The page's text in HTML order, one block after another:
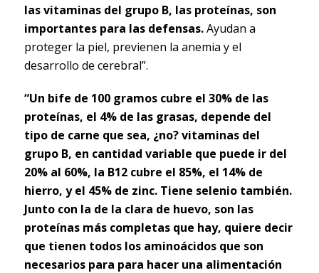
las vitaminas del grupo B, las proteínas, son
importantes para las defensas.Ayudan a
proteger la piel, previenen la anemia y el
desarrollo de cerebral”.
“Un bife de 100 gramos cubre el 30% de las
proteínas, el 4% de las grasas, depende del
tipo de carne que sea, ¿no? vitaminas del
grupo B, en cantidad variable que puede ir del
20% al 60%, la B12 cubre el 85%, el 14% de
hierro, y el 45% de zinc. Tiene selenio también.
Junto con la de la clara de huevo, son las
proteínas más completas que hay, quiere decir
que tienen todos los aminoácidos que son
necesarios para para hacer una alimentación